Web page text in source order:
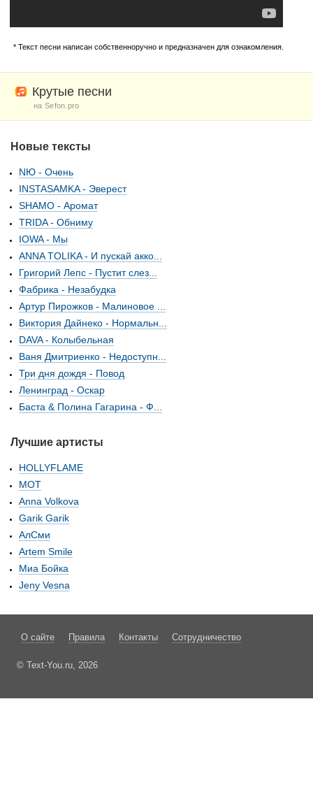
* Текст песни написан собственноручно и предназначен для ознакомления.
Крутые песни
на Sefon.pro
Новые тексты
NЮ - Очень
INSTASAMKA - Эверест
SHAMO - Аромат
TRIDA - Обниму
IOWA - Мы
ANNA TOLIKA - И пускай акко...
Григорий Лепс - Пустит слез...
Фабрика - Незабудка
Артур Пирожков - Малиновое ...
Виктория Дайнеко - Нормальн...
DAVA - Колыбельная
Ваня Дмитриенко - Недоступн...
Три дня дождя - Повод
Ленинград - Оскар
Баста & Полина Гагарина - Ф...
Лучшие артисты
HOLLYFLAME
МОТ
Anna Volkova
Garik Garik
АлСми
Artem Smile
Миа Бойка
Jeny Vesna
О сайте Правила Контакты Сотрудничество
© Text-You.ru, 2026